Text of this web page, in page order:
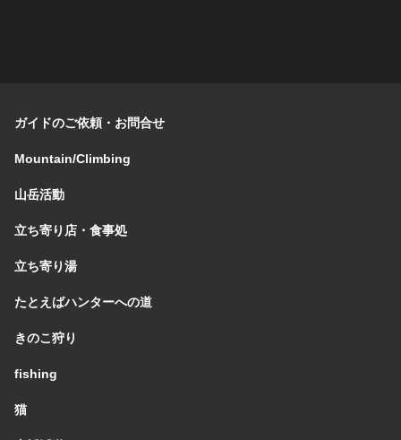
ガイドのご依頼・お問合せ
Mountain/Climbing
山岳活動
立ち寄り店・食事処
立ち寄り湯
たとえばハンターへの道
きのこ狩り
fishing
猫